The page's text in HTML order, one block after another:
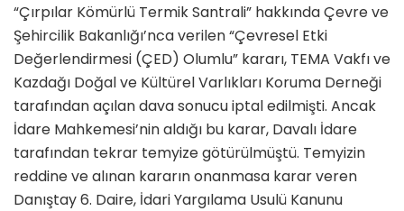
“Çırpılar Kömürlü Termik Santrali” hakkında Çevre ve
Şehircilik Bakanlığı’nca verilen “Çevresel Etki
Değerlendirmesi (ÇED) Olumlu” kararı, TEMA Vakfı ve
Kazdağı Doğal ve Kültürel Varlıkları Koruma Derneği
tarafından açılan dava sonucu iptal edilmişti. Ancak
İdare Mahkemesi’nin aldığı bu karar, Davalı İdare
tarafından tekrar temyize götürülmüştü. Temyizin
reddine ve alınan kararın onanmasa karar veren
Danıştay 6. Daire, İdari Yargılama Usulü Kanunu